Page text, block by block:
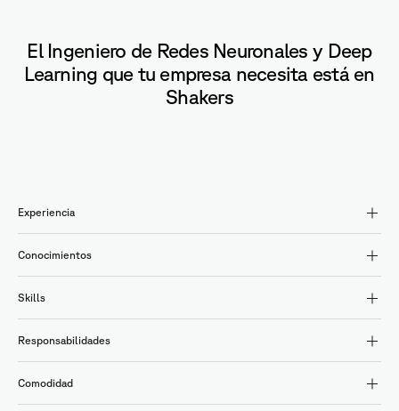
El Ingeniero de Redes Neuronales y Deep
Learning que tu empresa necesita está en
Shakers
Experiencia
Conocimientos
Skills
Responsabilidades
Comodidad